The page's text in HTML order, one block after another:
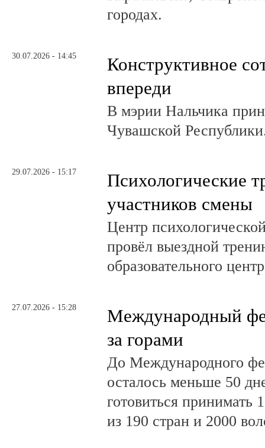
городах.
30.07.2026 - 14:45
Конструктивное
впереди
В мэрии Нальчика
Чувашской
29.07.2026 - 15:17
Психологические
участников смены
Центр
провёл выездной
образовательного
27.07.2026 - 15:28
Международный
за горами
До Международного
осталось меньше 50
готовиться принимать
из 190 стран и 2000